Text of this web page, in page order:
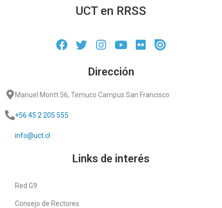
UCT en RRSS
Dirección
Manuel Montt 56, Temuco Campus San Francisco
+56 45 2 205 555
info@uct.cl
Links de interés
Red G9
Consejo de Rectores